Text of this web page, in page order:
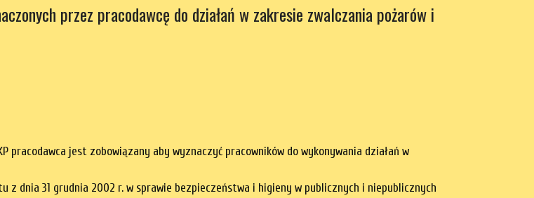
przez pracodawcę do działań w zakresie zwalczania pożarów i
pracodawca jest zobowiązany aby wyznaczyć pracowników do wykonywania działań w
z dnia 31 grudnia 2002 r. w sprawie bezpieczeństwa i higieny w publicznych i niepublicznych